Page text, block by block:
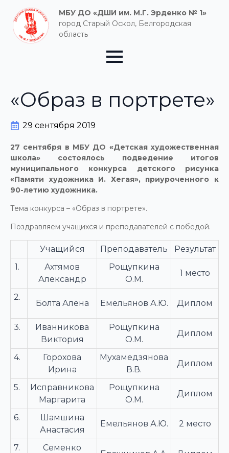
МБУ ДО «ДШИ им. М.Г. Эрденко № 1»
город Старый Оскол, Белгородская
область
«Образ в портрете»
29 сентября 2019
27 сентября в МБУ ДО «Детская художественная
школа» состоялось подведение итогов
муниципального конкурса детского рисунка
«Памяти художника И. Хегая», приуроченного к
90-летию художника.
Тема конкурса – «Образ в портрете».
Поздравляем учащихся и преподавателей с победой.
Учащийся Преподаватель
Результат
1.
Ахтямов
Александр
Рощупкина
О.М.
1 место
2.
Болта Алена Емельянов А.Ю. Диплом
3.
Иванникова
Виктория
Рощупкина
О.М.
Диплом
4.
Горохова
Ирина
Мухамедзянова
В.В.
Диплом
5.
Исправникова
Маргарита
Рощупкина
О.М.
Диплом
6.
Шамшина
Анастасия
Емельянов А.Ю. 2 место
7.
Семенко